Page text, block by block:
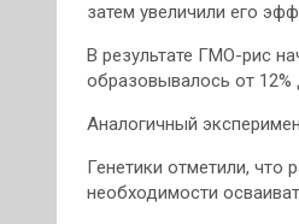
затем увеличили его
В результате ГМО-рис
образовывалось от 12%
Аналогичный
Генетики отметили,
необходимости